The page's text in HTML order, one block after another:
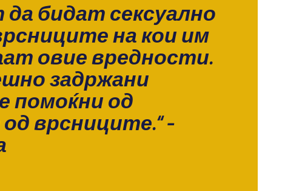
бидат сексуално
на кои им
овие вредности.
задржани
помоќни од
врсниците.“ –